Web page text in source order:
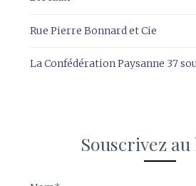
Rue Pierre Bonnard et Cie
La Confédération Paysanne 37
Souscrivez